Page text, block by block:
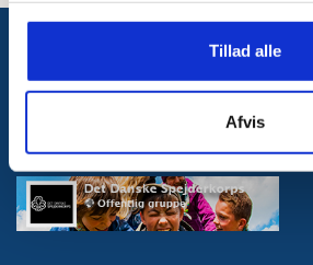
Tillad alle
Afvis
Følg med på Facebook